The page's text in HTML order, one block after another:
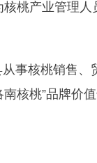
桃产业管理
事核桃销售、
核桃”品牌价值